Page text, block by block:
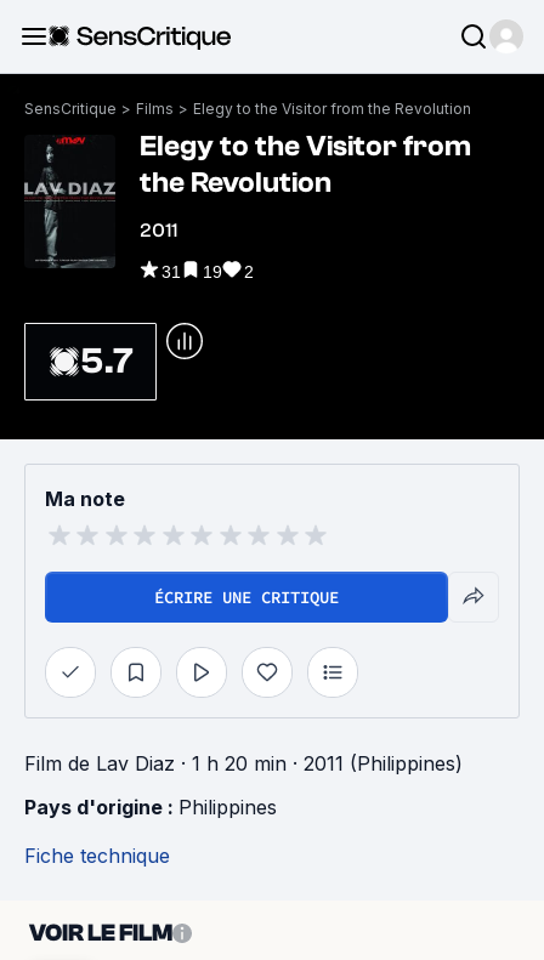
SensCritique > Films > Elegy to the Visitor from the Revolution
Elegy to the Visitor from
the Revolution
2011
31 19 2
5.7
Ma note
ÉCRIRE UNE CRITIQUE
Film de Lav Diaz · 1 h 20 min · 2011 (Philippines)
Pays d'origine : Philippines
Fiche technique
VOIR LE FILM